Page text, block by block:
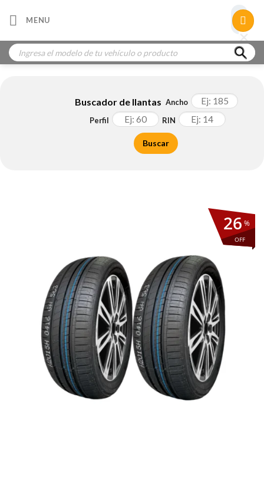
MENU
Búsqueda
de
productos
Buscador de llantas Ancho
Perfil
RIN
Buscar
%
OFF
26
×
×
×